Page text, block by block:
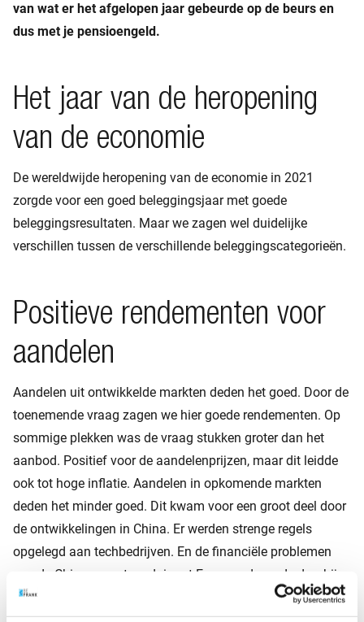
van wat er het afgelopen jaar gebeurde op de beurs en
dus met je pensioengeld.
Het jaar van de heropening
van de economie
De wereldwijde heropening van de economie in 2021
zorgde voor een goed beleggingsjaar met goede
beleggingsresultaten. Maar we zagen wel duidelijke
verschillen tussen de verschillende beleggingscategorieën.
Positieve rendementen voor
aandelen
Aandelen uit ontwikkelde markten deden het goed. Door de
toenemende vraag zagen we hier goede rendementen. Op
sommige plekken was de vraag stukken groter dan het
aanbod. Positief voor de aandelenprijzen, maar dit leidde
ook tot hoge inflatie. Aandelen in opkomende markten
deden het minder goed. Dit kwam voor een groot deel door
de ontwikkelingen in China. Er werden strenge regels
opgelegd aan techbedrijven. En de financiële problemen
van de Chinese vastgoedgigant Evergrande en de daarbij
horende angst voor een tsunami van financiële problemen